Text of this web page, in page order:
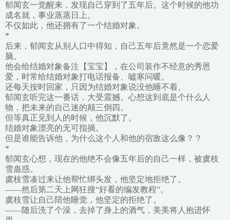
郁闻玄一觉醒来，发现自己穿到了五年后。这个时候的他功
成名就，事业蒸蒸日上。
不仅如此，他还拥有了一个结婚对象。
*
后来，郁闻玄从别人口中得知，自己五年后竟然是一个恋爱
脑。
他会给结婚对象备注【宝宝】，在公司装作不经意的秀恩
爱，时常给结婚对象打电话报备、嘘寒问暖。
还每天按时回家，只因为结婚对象说没他睡不着。
郁闻玄听完这一番话，大受震撼。心想这到底是个什么人
物，把未来的自己迷的颠三倒四。
但等真正见到人的时候，他沉默了。
结婚对象漂亮的无可指摘。
但是谁能告诉他，为什么这个人和他的宿敌这么像？？
*
郁闻玄心想，现在的他绝不会像五年后的自己一样，被虞枝
雪蛊惑。
虞枝雪凑过来让他帮忙绑头发，他坚定地拒绝了。
——然后第二天上网狂搜“好看的编发教程”。
虞枝雪让自己陪他睡觉，他坚定的拒绝了。
——随后洗了个澡，去掉了身上的酒气，美美将人抱进怀